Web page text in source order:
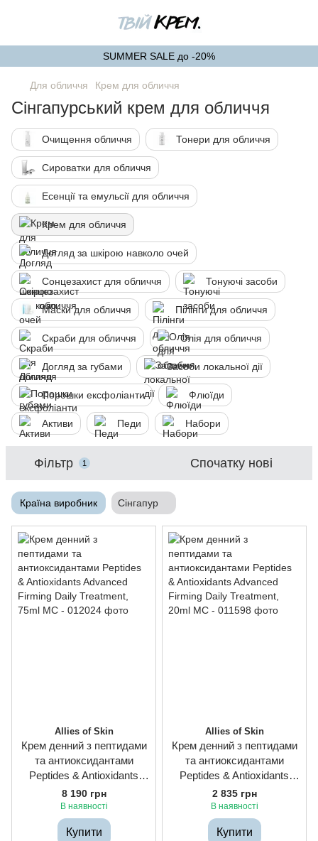
SUMMER SALE до -20%
Для обличчя Крем для обличчя
Сінгапурський крем для обличчя
Очищення обличчя Тонери для обличчя
Сироватки для обличчя
Есенції та емульсії для обличчя
Крем для обличчя
Догляд за шкірою навколо очей
Сонцезахист для обличчя Тонуючі засоби
Маски для обличчя Пілінги для обличчя
Скраби для обличчя Олія для обличчя
Догляд за губами Засоби локальної дії
Порошки ексфоліанти Флюїди
Активи Педи Набори
Фільтр 1 Спочатку нові
Країна виробник Сінгапур
Allies of Skin
Крем денний з пептидами
та антиоксидантами
Peptides & Antioxidants
Advanced Firming Daily
Treatment, 75ml
8 190 грн
В наявності
Купити
Allies of Skin
Крем денний з пептидами
та антиоксидантами
Peptides & Antioxidants
Advanced Firming Daily
Treatment, 20ml
2 835 грн
В наявності
Купити